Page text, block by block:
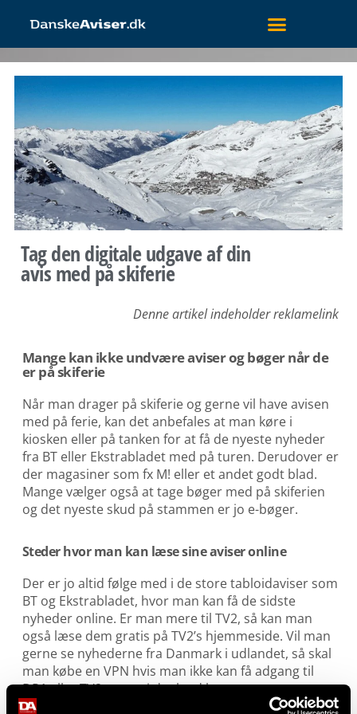
Tag den digitale udgave af din
avis med på skiferie
Denne artikel indeholder reklamelink
Mange kan ikke undvære aviser og bøger når de
er på skiferie
Når man drager på skiferie og gerne vil have avisen
med på ferie, kan det anbefales at man køre i
kiosken eller på tanken for at få de nyeste nyheder
fra BT eller Ekstrabladet med på turen. Derudover er
der magasiner som fx M! eller et andet godt blad.
Mange vælger også at tage bøger med på skiferien
og det nyeste skud på stammen er jo e-bøger.
Steder hvor man kan læse sine aviser online
Der er jo altid følge med i de store tabloidaviser som
BT og Ekstrabladet, hvor man kan få de sidste
nyheder online. Er man mere til TV2, så kan man
også læse dem gratis på TV2’s hjemmeside. Vil man
gerne se nyhederne fra Danmark i udlandet, så skal
man købe en VPN hvis man ikke kan få adgang til
DR1 eller TV2 appen i det land hvor man er.